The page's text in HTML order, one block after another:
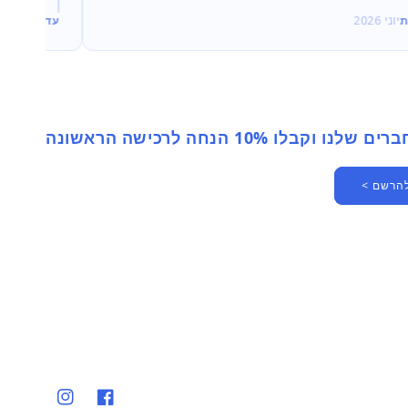
יוני 2026 עדי
10% הנחה לרכישה הראשונה
>
פייסבוק אינסטגרם